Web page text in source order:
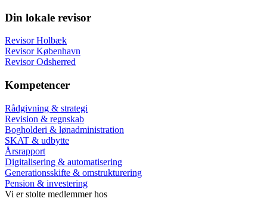
Din lokale revisor
Revisor Holbæk
Revisor København
Revisor Odsherred
Kompetencer
Rådgivning & strategi
Revision & regnskab
Bogholderi & lønadministration
SKAT & udbytte
Årsrapport
Digitalisering & automatisering
Generationsskifte & omstrukturering
Pension & investering
Vi er stolte medlemmer hos